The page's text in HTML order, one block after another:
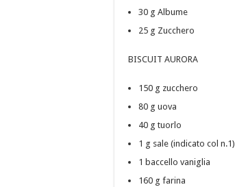
30 g Albume
25 g Zucchero
BISCUIT AURORA
150 g zucchero
80 g uova
40 g tuorlo
1 g sale (indicato col n.1)
1 baccello vaniglia
160 g farina